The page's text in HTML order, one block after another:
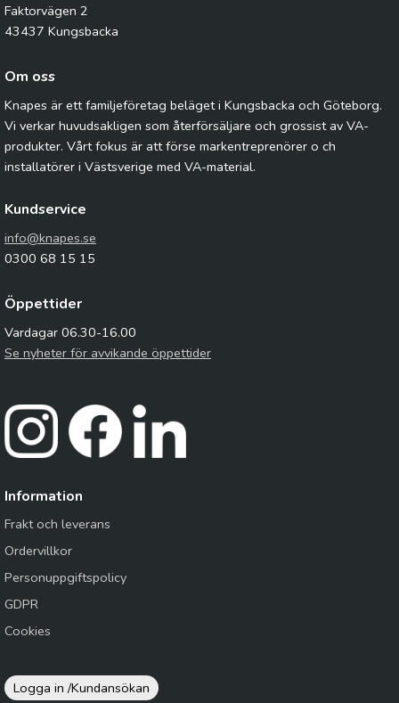
Faktorvägen 2
43437 Kungsbacka
Om oss
Knapes är ett familjeföretag beläget i Kungsbacka och Göteborg.
Vi verkar huvudsakligen som återförsäljare och grossist av VA-
produkter. Vårt fokus är att förse markentreprenörer o ch
installatörer i Västsverige med VA-material.
Kundservice
info@knapes.se
0300 68 15 15
Öppettider
Vardagar 06.30-16.00
Se nyheter för avvikande öppettider
Information
Frakt och leverans
Ordervillkor
Personuppgiftspolicy
GDPR
Cookies
Logga in /Kundansökan